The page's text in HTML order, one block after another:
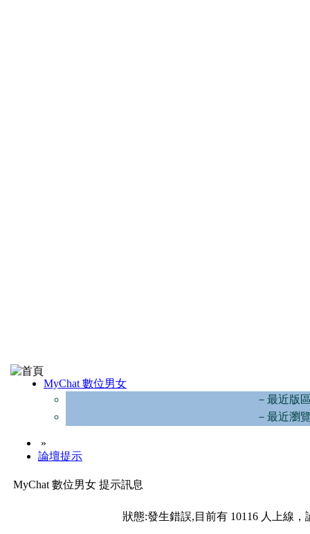
MyChat 數位男女
－最近版
－最近瀏
»
論壇提示
MyChat 數位男女 提示訊息
狀態:發生錯誤,目前有 10116 人上線